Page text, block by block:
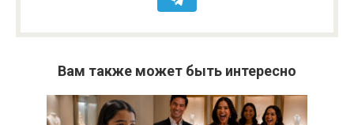
Вам также может быть интересно